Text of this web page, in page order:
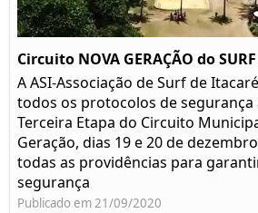
Circuito NOVA GERAÇÃO do
A ASI-Associação de Surf de
todos os protocolos de segurança
Terceira Etapa do Circuito
Geração, dias 19 e 20 de
todas as providências para
segurança
Publicado em 21/09/2020